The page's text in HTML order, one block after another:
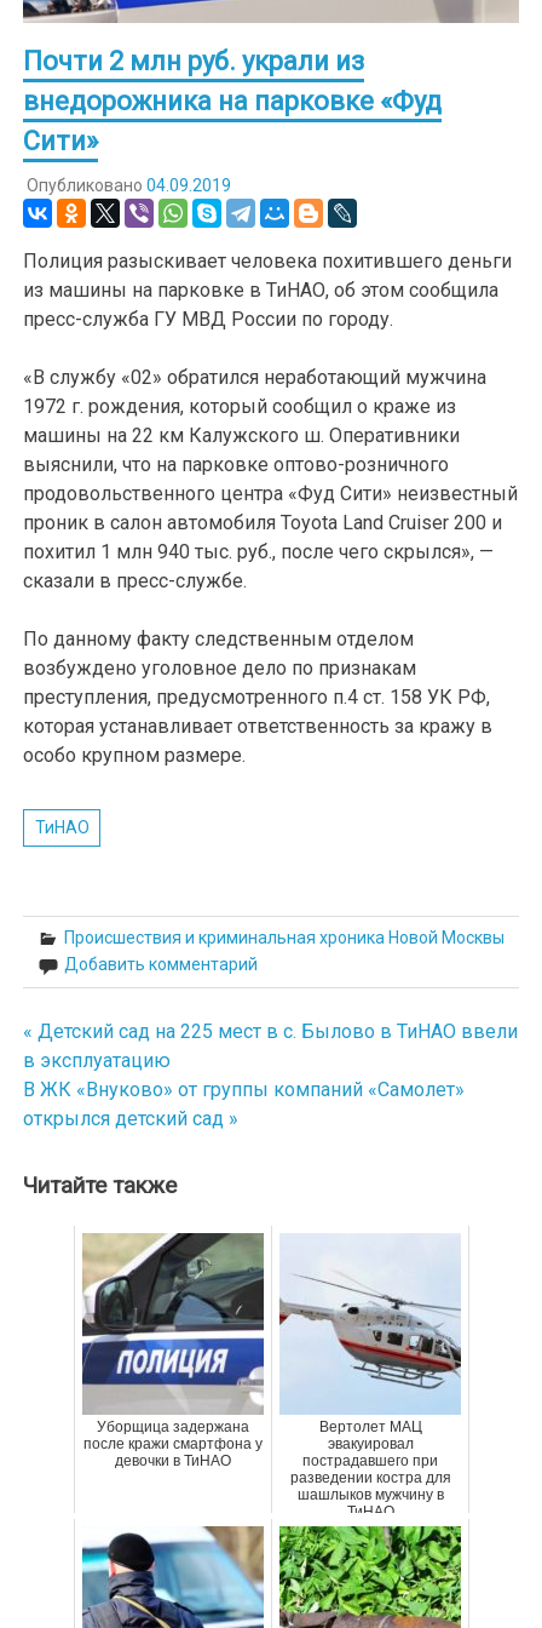
Почти 2 млн руб. украли из
внедорожника на парковке «Фуд
Сити»
Опубликовано 04.09.2019
Полиция разыскивает человека похитившего деньги
из машины на парковке в ТиНАО, об этом сообщила
пресс-служба ГУ МВД России по городу.
«В службу «02» обратился неработающий мужчина
1972 г. рождения, который сообщил о краже из
машины на 22 км Калужского ш. Оперативники
выяснили, что на парковке оптово-розничного
продовольственного центра «Фуд Сити» неизвестный
проник в салон автомобиля Toyota Land Cruiser 200 и
похитил 1 млн 940 тыс. руб., после чего скрылся», —
сказали в пресс-службе.
По данному факту следственным отделом
возбуждено уголовное дело по признакам
преступления, предусмотренного п.4 ст. 158 УК РФ,
которая устанавливает ответственность за кражу в
особо крупном размере.
ТиНАО
Происшествия и криминальная хроника Новой Москвы
Добавить комментарий
Навигация
по
записям
« Детский сад на 225 мест в с. Былово в ТиНАО ввели
в эксплуатацию
В ЖК «Внуково» от группы компаний «Самолет»
открылся детский сад »
Читайте также
Уборщица задержана
после кражи смартфона у
девочки в ТиНАО
Вертолет МАЦ
эвакуировал
пострадавшего при
разведении костра для
шашлыков мужчину в
ТиНАО